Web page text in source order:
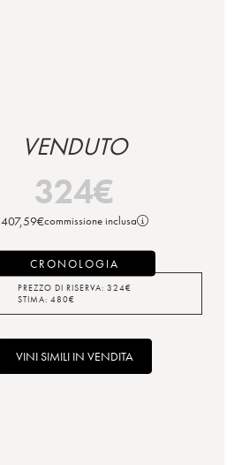
VENDUTO
324€
407,59€commissione inclusa
CRONOLOGIA
PREZZO DI RISERVA: 324€
STIMA: 480€
VINI SIMILI IN VENDITA